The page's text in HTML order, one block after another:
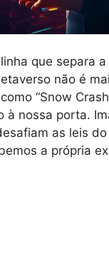
que separa
não é
“Snow
à nossa porta.
as leis
a própria